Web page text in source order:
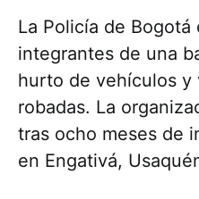
La Policía de Bogotá
integrantes de una
hurto de vehículos
robadas. La
tras ocho meses de
en Engativá,